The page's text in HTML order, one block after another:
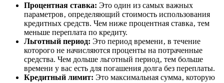
Процентная ставка: Это один из самых важных
параметров‚ определяющий стоимость использования
кредитных средств. Чем ниже процентная ставка‚ тем
меньше переплата по кредиту.
Льготный период: Это период времени‚ в течение
которого не начисляются проценты на потраченные
средства. Чем дольше льготный период‚ тем больше
времени у вас есть для погашения долга без переплаты.
Кредитный лимит: Это максимальная сумма‚ которую